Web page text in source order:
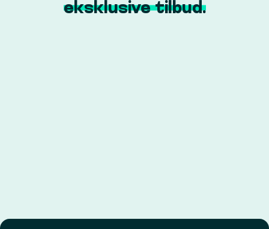
eksklusive tilbud.